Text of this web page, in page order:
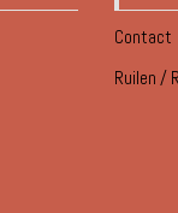
Contact
Ruilen /